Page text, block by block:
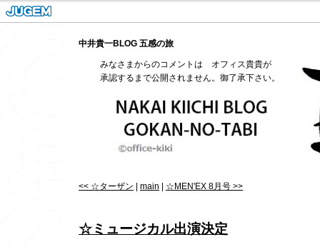
中井貴一BLOG 五感の旅
みなさまからのコメントは オフィス貴貴が
承認するまで公開されません。御了承下さい。
<< ☆ターザン main ☆MEN'EX 8月号 >>
☆ミュージカル出演決定